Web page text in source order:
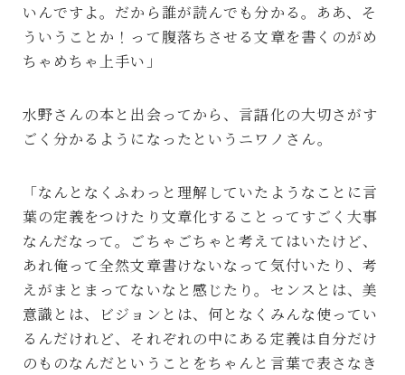
いんですよ。だから誰が読んでも分かる。ああ、そ
ういうことか！って腹落ちさせる文章を書くのがめ
ちゃめちゃ上手い」
水野さんの本と出会ってから、言語化の大切さがす
ごく分かるようになったというニワノさん。
「なんとなくふわっと理解していたようなことに言
葉の定義をつけたり文章化することってすごく大事
なんだなって。ごちゃごちゃと考えてはいたけど、
あれ俺って全然文章書けないなって気付いたり、考
えがまとまってないなと感じたり。センスとは、美
意識とは、ビジョンとは、何となくみんな使ってい
るんだけれど、それぞれの中にある定義は自分だけ
のものなんだということをちゃんと言葉で表さなき